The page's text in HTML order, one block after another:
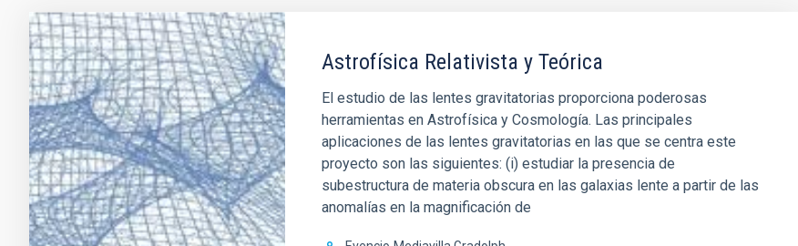
Astrofísica Relativista y Teórica
El estudio de las lentes gravitatorias proporciona poderosas
herramientas en Astrofísica y Cosmología. Las principales
aplicaciones de las lentes gravitatorias en las que se centra este
proyecto son las siguientes: (i) estudiar la presencia de
subestructura de materia obscura en las galaxias lente a partir de las
anomalías en la magnificación de